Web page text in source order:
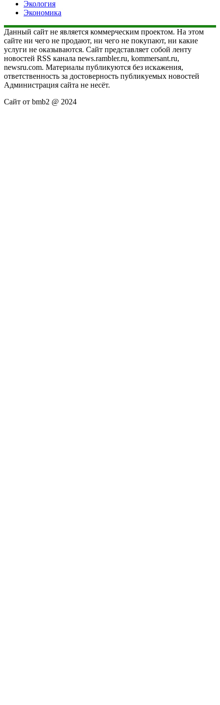
Экология
Экономика
Данный сайт не является коммерческим проектом. На этом
сайте ни чего не продают, ни чего не покупают, ни какие
услуги не оказываются. Сайт представляет собой ленту
новостей RSS канала news.rambler.ru, kommersant.ru,
newsru.com. Материалы публикуются без искажения,
ответственность за достоверность публикуемых новостей
Администрация сайта не несёт.
Сайт от bmb2 @ 2024